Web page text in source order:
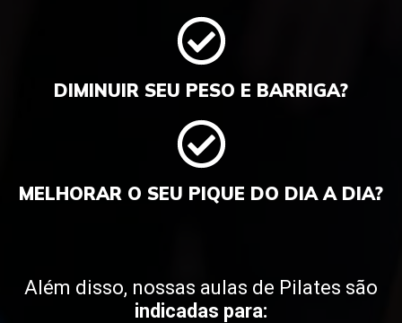
DIMINUIR SEU PESO E BARRIGA?
MELHORAR O SEU PIQUE DO DIA A DIA?
Além disso, nossas aulas de Pilates são
indicadas para: